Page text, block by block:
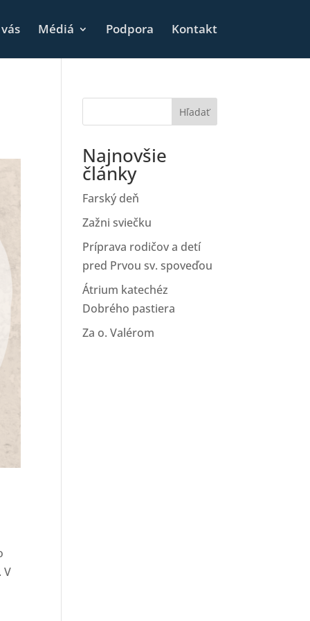
Médiá Podpora Kontakt
V
Hľadať
Najnovšie
články
Farský deň
Zažni sviečku
Príprava rodičov a detí
pred Prvou sv. spoveďou
Átrium katechéz
Dobrého pastiera
Za o. Valérom